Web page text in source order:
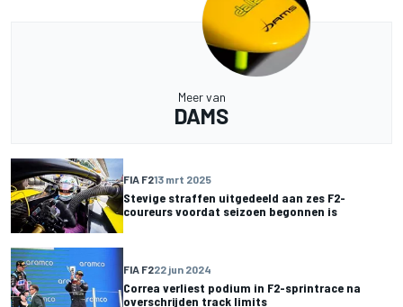
Meer van
DAMS
FIA F213 mrt 2025
Stevige straffen uitgedeeld aan zes F2-
coureurs voordat seizoen begonnen is
FIA F222 jun 2024
Correa verliest podium in F2-sprintrace na
overschrijden track limits